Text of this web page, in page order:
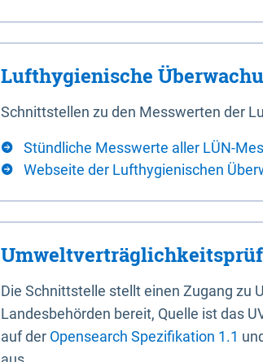
Lufthygienische
Schnittstellen zu den Messwerten der
Stündliche Messwerte aller LÜN-
Webseite der Lufthygienischen
Die Schnittstelle stellt einen Zugang
Landesbehörden bereit, Quelle ist das
auf der Opensearch Spezifikation 1.1